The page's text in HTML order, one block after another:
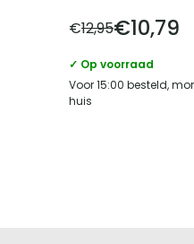
€12,95€10,79
✓ Op voorraad
Voor 15:00 besteld,
huis